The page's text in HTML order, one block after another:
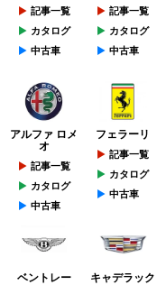
記事一覧
カタログ
中古車
記事一覧
カタログ
中古車
アルファ ロメ
オ
記事一覧
カタログ
中古車
フェラーリ
記事一覧
カタログ
中古車
ベントレー キャデラック